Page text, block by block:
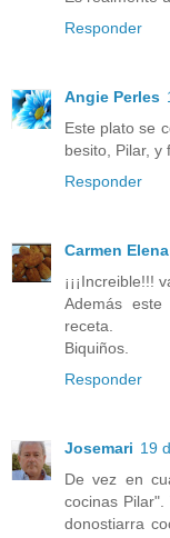
Responder
Angie Perles
Este plato se
besito, Pilar, y
Responder
Carmen Elena
¡¡¡Increible!!!
Además
receta.
Biquiños.
Responder
Josemari 19
De vez en
cocinas
donostiarra